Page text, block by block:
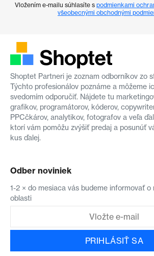
Vložením e-mailu súhlasíte s podmienkami
všeobecnými obchodnými
Shoptet Partneri je zoznam odborníkov zo
Týchto profesionálov poznáme a môžeme
svedomím odporučiť. Nájdete tu
grafikov, programátorov, kóderov,
PPCčkárov, analytikov, fotografov a veľa
ktorí vám pomôžu zvýšiť predaj a posunúť
kus ďalej.
Odber noviniek
1-2 × do mesiaca vás budeme informovať o
oblasti
PRIHLÁSIŤ SA